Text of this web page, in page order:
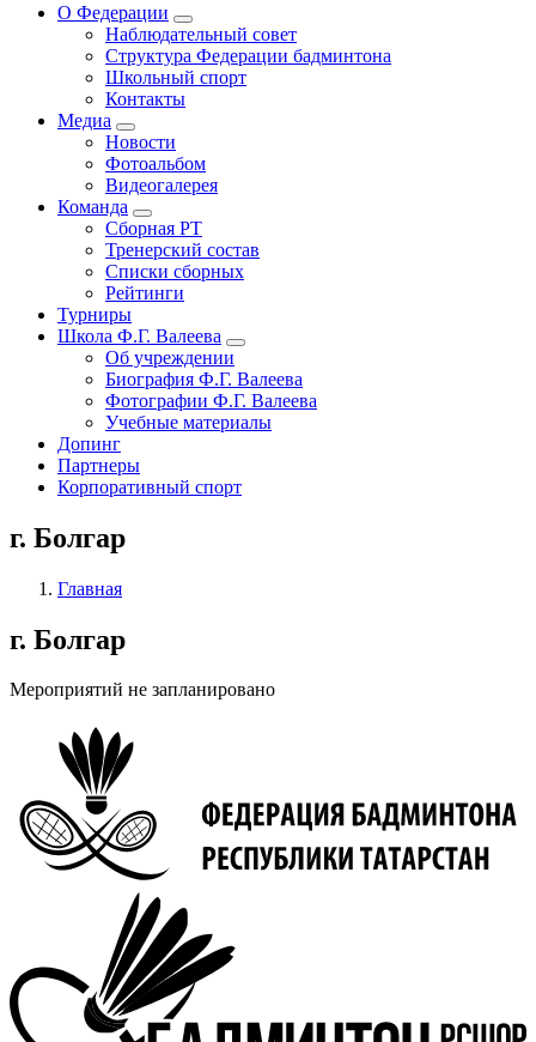
Основная
навигация
О Федерации
Наблюдательный совет
Структура Федерации бадминтона
Школьный спорт
Контакты
Медиа
Новости
Фотоальбом
Видеогалерея
Команда
Сборная РТ
Тренерский состав
Списки сборных
Рейтинги
Турниры
Школа Ф.Г. Валеева
Об учреждении
Биография Ф.Г. Валеева
Фотографии Ф.Г. Валеева
Учебные материалы
Допинг
Партнеры
Корпоративный спорт
г. Болгар
навигации
Главная
г. Болгар
Мероприятий не запланировано